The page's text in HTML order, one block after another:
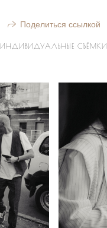
Поделиться ссылкой
ИНДИВИДУАЛЬНЫЕ СЪЁМКИ